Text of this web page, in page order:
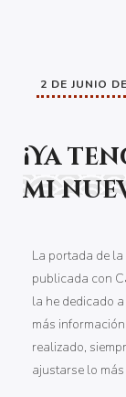
2 DE JUNIO
¡Ya
mi
La portada de
publicada con
la he dedicado
más
realizado,
ajustarse lo